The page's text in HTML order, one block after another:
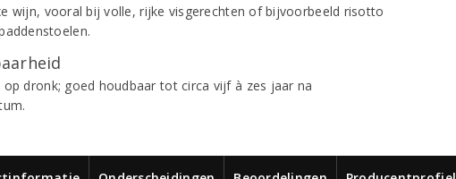
wijn, vooral bij volle, rijke visgerechten of bijvoorbeeld risotto
op dronk; goed houdbaar tot circa vijf à zes jaar na